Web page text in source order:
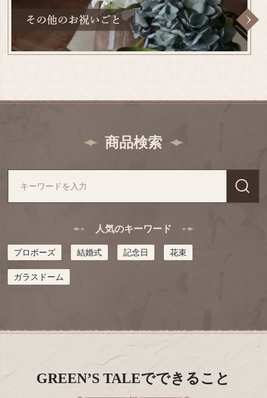
商品検索
人気のキーワード
プロポーズ 結婚式 記念日 花束
ガラスドーム
GREEN’S TALEでできること